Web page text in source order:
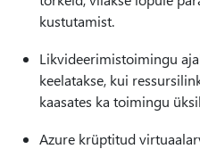
kustutamist.
Likvideerimistoimingu
keelatakse, kui
kaasates ka toimingu
Azure krüptitud